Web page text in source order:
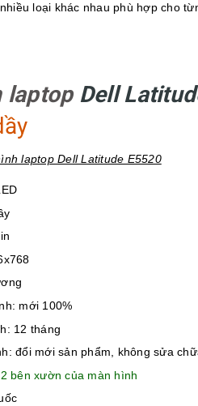
loại khác nhau phù hợp cho
laptopDell
laptop Dell Latitude E5520
mới 100%
12 tháng
đổi mới sản phẩm, không sửa
2 bên xườn của màn hình